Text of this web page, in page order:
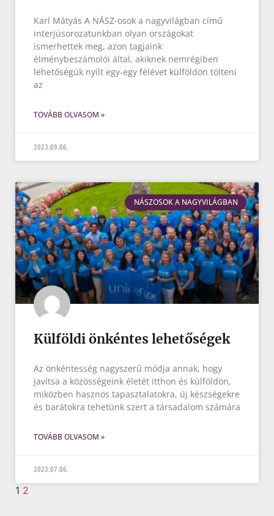
Karl Mátyás A NÁSZ-osok a nagyvilágban című
interjúsorozatunkban olyan országokat
ismerhettek meg, azon tagjaink
élménybeszámolói által, akiknek nemrégiben
lehetőségük nyílt egy-egy félévet külföldön tölteni
az
TOVÁBB OLVASOM »
2023.09.06.
NÁSZOSOK A NAGYVILÁGBAN
Külföldi önkéntes lehetőségek
Az önkéntesség nagyszerű módja annak, hogy
javítsa a közösségeink életét itthon és külföldön,
miközben hasznos tapasztalatokra, új készségekre
és barátokra tehetünk szert a társadalom számára
TOVÁBB OLVASOM »
2023.07.06.
1 2